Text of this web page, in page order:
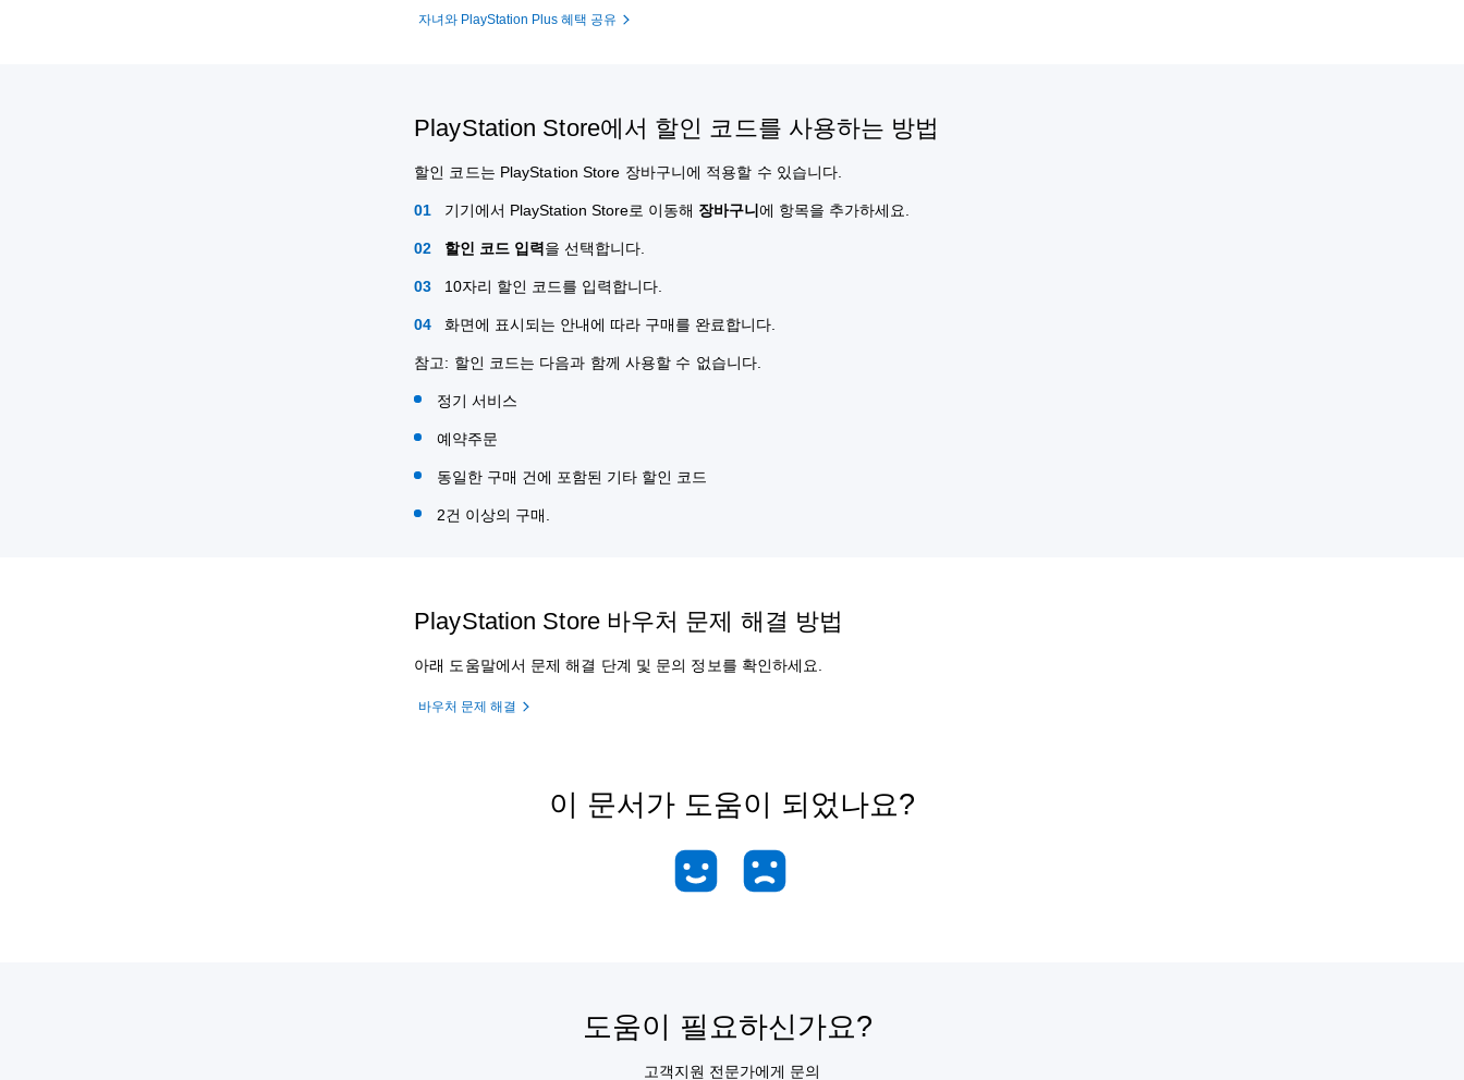
자녀와 PlayStation Plus 혜택 공유
PlayStation Store에서 할인 코드를 사용하는 방법
할인 코드는 PlayStation Store 장바구니에 적용할 수 있습니다.
기기에서 PlayStation Store로 이동해 장바구니에 항목을 추가하세요.
할인 코드 입력을 선택합니다.
10자리 할인 코드를 입력합니다.
화면에 표시되는 안내에 따라 구매를 완료합니다.
참고: 할인 코드는 다음과 함께 사용할 수 없습니다.
정기 서비스
예약주문
동일한 구매 건에 포함된 기타 할인 코드
2건 이상의 구매.
PlayStation Store 바우처 문제 해결 방법
아래 도움말에서 문제 해결 단계 및 문의 정보를 확인하세요.
바우처 문제 해결
이 문서가 도움이 되었나요?
도움이 필요하신가요?
고객지원 전문가에게 문의